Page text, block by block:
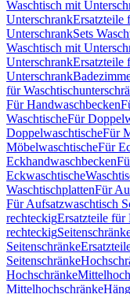
Waschtisch mit
UnterschrankErsatzteile
UnterschrankSets
Waschtisch mit
UnterschrankErsatzteile
Unterschrank
für
Für Handwaschbecken
WaschtischeFür
DoppelwaschtischeFür
MöbelwaschtischeFür
Eckhandwaschbecken
Eckwaschtische
WaschtischplattenFür
Für Aufsatzwaschtisch
rechteckigErsatzteile für
rechteckig
Seitenschränke
Seitenschränke
Hochschränke
Mittelhochschränke